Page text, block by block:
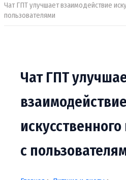
Чат ГПТ улучшает взаимодействие
пользователями
Чат ГПТ
взаимодействие
с